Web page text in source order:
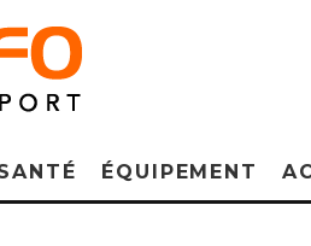
ÉQUIPEMENT